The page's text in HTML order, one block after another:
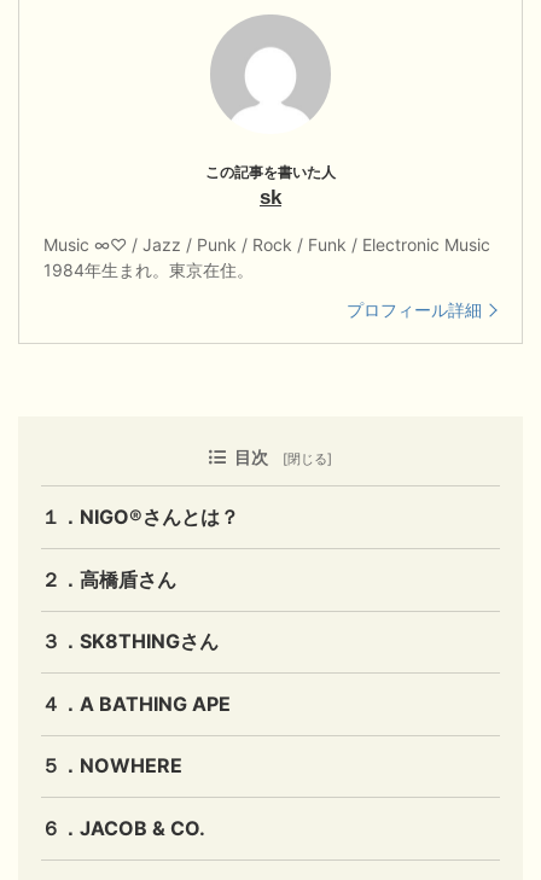
sk
Music ∞♡ / Jazz / Punk / Rock / Funk / Electronic Music
1984年生まれ。東京在住。
プロフィール詳細
目次
１．NIGO®さんとは？
２．高橋盾さん
３．SK8THINGさん
４．A BATHING APE
５．NOWHERE
６．JACOB & CO.